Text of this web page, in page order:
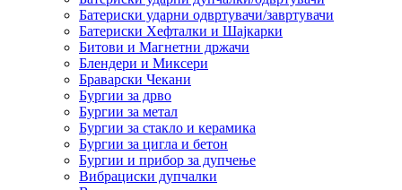
Батериски ударни одвртувачи/завртувачи
Батериски Хефталки и Шајкарки
Битови и Магнетни држачи
Блендери и Миксери
Браварски Чекани
Бургии за дрво
Бургии за метал
Бургии за стакло и керамика
Бургии за цигла и бетон
Бургии и прибор за дупчење
Вибрациски дупчалки